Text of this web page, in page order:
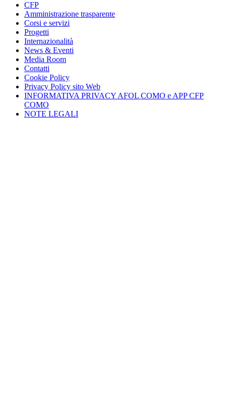
CFP
Amministrazione trasparente
Corsi e servizi
Progetti
Internazionalità
News & Eventi
Media Room
Contatti
Cookie Policy
Privacy Policy sito Web
INFORMATIVA PRIVACY AFOL COMO e APP CFP
COMO
NOTE LEGALI